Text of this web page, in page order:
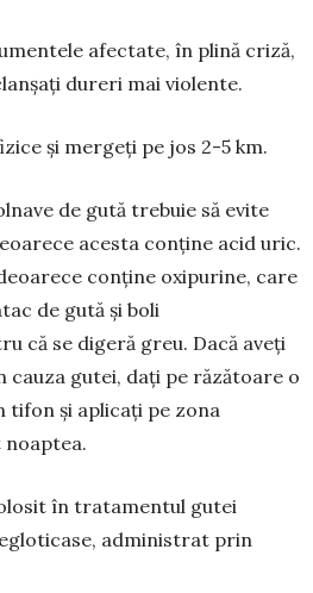
afectate, în plină criză,
dureri mai vio­lente.
și mergeți pe jos 2-5 km.
de gută trebuie să evite
acesta conține acid uric.
conține oxipurine, care
de gută și boli
că se digeră greu. Dacă aveți
gutei, dați pe răzătoare o
tifon și aplicați pe zona
în trata­mentul gutei
administrat prin